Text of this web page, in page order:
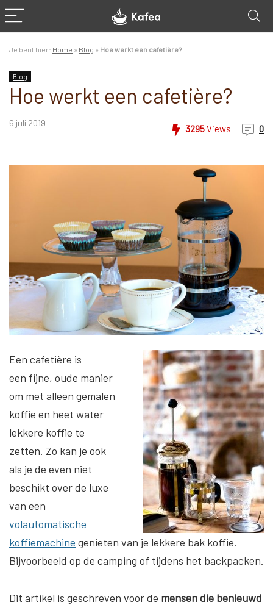
Je bent hier: Home » Blog » Hoe werkt een cafetière?
Blog
Hoe werkt een cafetière?
6 juli 2019
3295Views 0
Een cafetière is
een fijne, oude manier
om met alleen gemalen
koffie en heet water
lekkere koffie te
zetten. Zo kan je ook
als je de even niet
beschikt over de luxe
van een
volautomatische
koffiemachine genieten van je lekkere bak koffie.
Bijvoorbeeld op de camping of tijdens het backpacken.
Dit artikel is geschreven voor de mensen die benieuwd